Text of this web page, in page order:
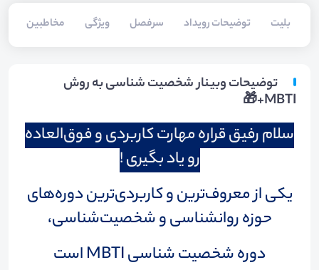
بلیت‌ توضیحات رویداد سرفصل ویژگی مخاطبین
توضیحات وبینار شخصیت شناسی به روش
MBTI+🎁
سلام رفیق قراره مهارت کاربردی و فوق‌العاده
رو یاد بگیری !
یکی از معروف‌ترین و کاربردی‌ترین دوره‌های
حوزه روانشناسی و شخصیت‌شناسی،
دوره شخصیت ‌شناسی MBTI است